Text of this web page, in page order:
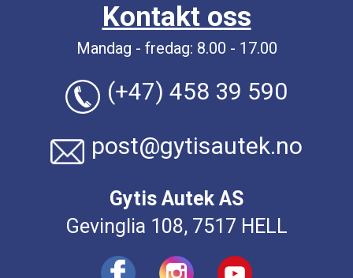
Kontakt oss
Mandag - fredag: 8.00 - 17.00
(+47) 458 39 590
post@gytisautek.no
Gytis Autek AS
Gevinglia 108, 7517 HELL